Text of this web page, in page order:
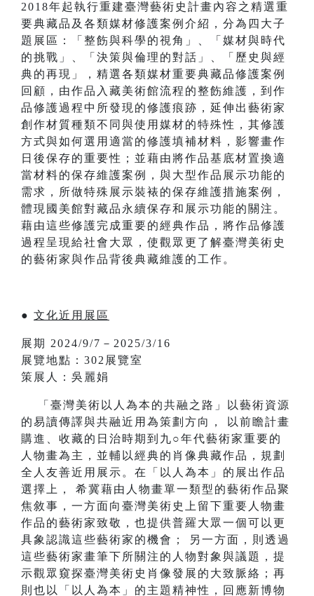
2018年起執行重建臺灣藝術史計畫內容之精選重
要典藏品及各類媒材修護案例介紹，分為四大子
題展區：「整飭與科學的視角」、「媒材與時代
的挑戰」、「決策與倫理的對話」、「歷史與經
典的再現」，精選各類媒材重要典藏品修護案例
回顧，由作品入藏美術館流程的整飭維護，到作
品修護過程中所發現的修護痕跡，延伸出藝術家
創作材質種類不同與使用媒材的特殊性，其修護
方式與如何選用適當的修護填補材料，影響畫作
日後保存的重要性；並藉由將作品基底材置換適
當材料的保存維護案例，與大型作品展示功能的
需求，所做特殊展示裝裱的保存維護措施案例，
體現國美館對藏品永續保存和展示功能的關注。
藉由這些修護完成重要的經典作品，將作品修護
過程呈現給社會大眾，使觀眾更了解臺灣美術史
的藝術家與作品背後典藏維護的工作。
● 文化近用展區
展期 2024/9/7－2025/3/16
展覽地點：302展覽室
策展人：吳麗娟
「臺灣美術以人為本的共融之路」以藝術資源
的易讀傳譯與共融近用為策劃方向， 以前瞻計畫
購進、收藏的日治時期到九○年代藝術家重要的
人物畫為主，並輔以經典的肖像典藏作品，規劃
全人友善近用展示。在「以人為本」的展出作品
選擇上， 希冀藉由人物畫單一類型的藝術作品聚
焦敘事，一方面向臺灣美術史上留下重要人物畫
作品的藝術家致敬，也提供普羅大眾一個可以更
具象認識這些藝術家的機會； 另一方面，則透過
這些藝術家畫筆下所關注的人物對象與議題，提
示觀眾窺探臺灣美術史肖像發展的大致脈絡；再
則也以「以人為本」的主題精神性，回應新博物